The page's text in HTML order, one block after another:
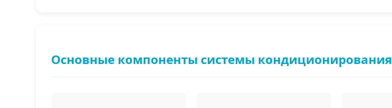
Основные компоненты системы кондиционирования